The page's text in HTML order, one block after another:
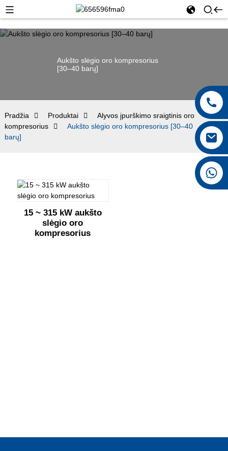
Aukšto slėgio oro kompresorius
[30–40 barų]
Pradžia Produktai
Alyvos įpurškimo sraigtinis oro
kompresorius
Aukšto slėgio oro kompresorius [30–40
barų]
15 ~ 315 kW aukšto
slėgio oro
kompresorius